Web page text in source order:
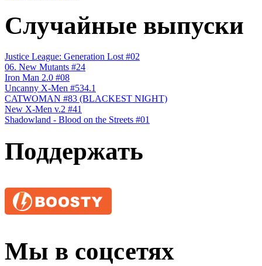
Случайные выпуски
Justice League: Generation Lost #02
06. New Mutants #24
Iron Man 2.0 #08
Uncanny X-Men #534.1
CATWOMAN #83 (BLACKEST NIGHT)
New X-Men v.2 #41
Shadowland - Blood on the Streets #01
Поддержать
Мы в соцсетях